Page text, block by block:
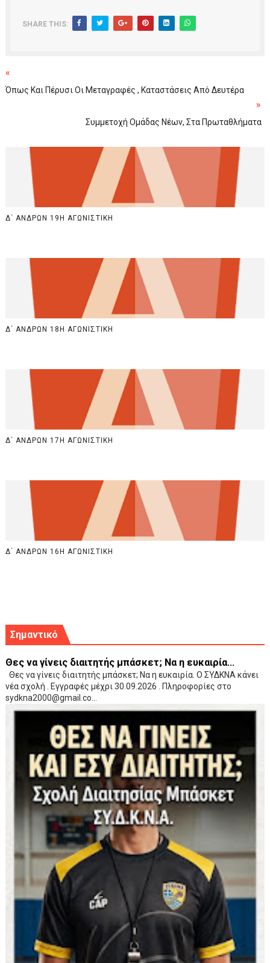
SHARE THIS:
«
Όπως Και Πέρυσι Οι Μεταγραφές , Καταστάσεις Από Δευτέρα
»
Συμμετοχή Ομάδας Νέων, Στα Πρωταθλήματα
Δ΄ ΑΝΔΡΩΝ 19Η ΑΓΩΝΙΣΤΙΚΗ
Δ΄ ΑΝΔΡΩΝ 18Η ΑΓΩΝΙΣΤΙΚΗ
Δ΄ ΑΝΔΡΩΝ 17Η ΑΓΩΝΙΣΤΙΚΗ
Δ΄ ΑΝΔΡΩΝ 16Η ΑΓΩΝΙΣΤΙΚΗ
Σημαντικό
Θες να γίνεις διαιτητής μπάσκετ; Να η ευκαιρία...
Θες να γίνεις διαιτητής μπάσκετ; Να η ευκαιρία. Ο ΣΥΔΚΝΑ κάνει
νέα σχολή . Εγγραφές μέχρι 30.09.2026 . Πληροφορίες στο
sydkna2000@gmail.co...